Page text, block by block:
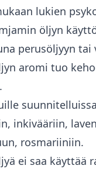
lukien
öljyn
perusöljyyn tai
aromi tuo
inkivääriin,
rosmariiniin.
ei saa käyttää